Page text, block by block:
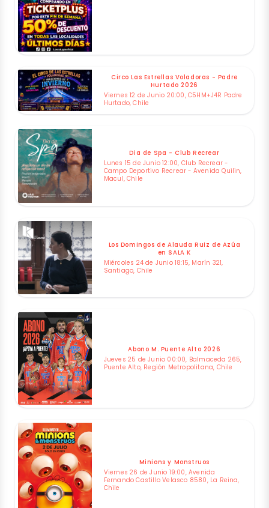
Circo Las Estrellas Voladoras - Padre
Hurtado 2026
Viernes 12 de Junio 20:00, C5HM+J4R Padre
Hurtado, Chile
Dia de Spa - Club Recrear
Lunes 15 de Junio 12:00, Club Recrear -
Campo Deportivo Recrear - Avenida Quilin,
Macul, Chile
Los Domingos de Alauda Ruiz de Azúa
en SALA K
Miércoles 24 de Junio 18:15, Marín 321,
Santiago, Chile
Abono M. Puente Alto 2026
Jueves 25 de Junio 00:00, Balmaceda 265,
Puente Alto, Región Metropolitana, Chile
Minions y Monstruos
Viernes 26 de Junio 19:00, Avenida
Fernando Castillo Velasco 8580, La Reina,
Chile